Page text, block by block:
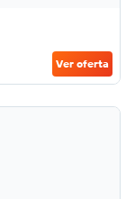
Ver oferta